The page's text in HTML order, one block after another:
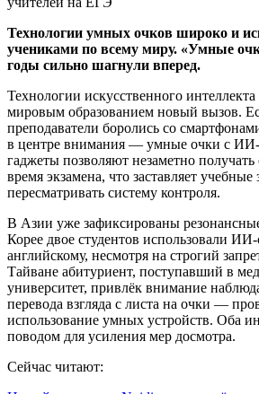
Технологии умных очков широко и
учениками по всему миру. «Умные
годы сильно шагнули вперед.
Технологии искусственного интеллекта
мировым образованием новый вызов.
преподаватели боролись со
в центре внимания — умные очки с
гаджеты позволяют незаметно
время экзамена, что заставляет учебные
пересматривать систему контроля.
В Азии уже зафиксированы
Корее двое студентов использовали
английскому, несмотря на строгий
Тайване абитуриент, поступавший в
университет, привлёк внимание
перевода взгляда с листа на очки —
использование умных устройств. Оба
поводом для усиления мер досмотра.
Сейчас читают: